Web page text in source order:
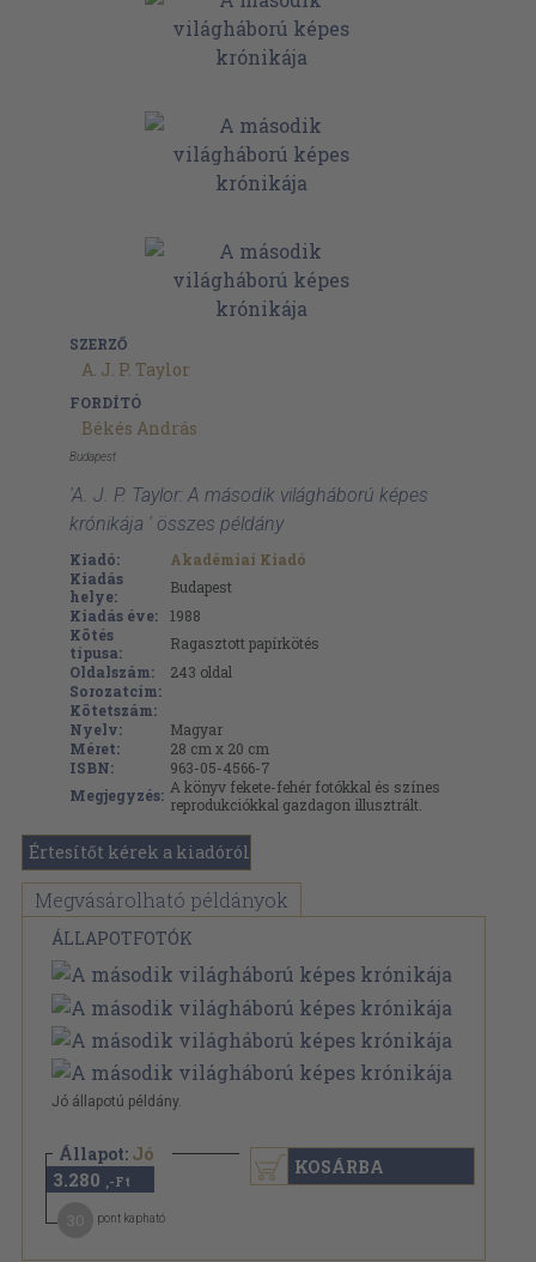
SZERZŐ
A. J. P. Taylor
FORDÍTÓ
Békés András
Budapest
'A. J. P. Taylor: A második világháború képes
krónikája ' összes példány
Kiadó:
Akadémiai Kiadó
Kiadás
helye:
Budapest
Kiadás éve:
1988
Kötés
típusa:
Ragasztott papírkötés
Oldalszám:
243 oldal
Sorozatcím:
Kötetszám:
Nyelv:
Magyar
Méret:
28 cm x 20 cm
ISBN:
963-05-4566-7
Megjegyzés: A könyv fekete-fehér fotókkal és színes
reprodukciókkal gazdagon illusztrált.
Értesítőt kérek a kiadóról
Megvásárolható példányok
ÁLLAPOTFOTÓK
Jó állapotú példány.
Állapot: Jó
3.280 ,-Ft
pont kapható
KOSÁRBA